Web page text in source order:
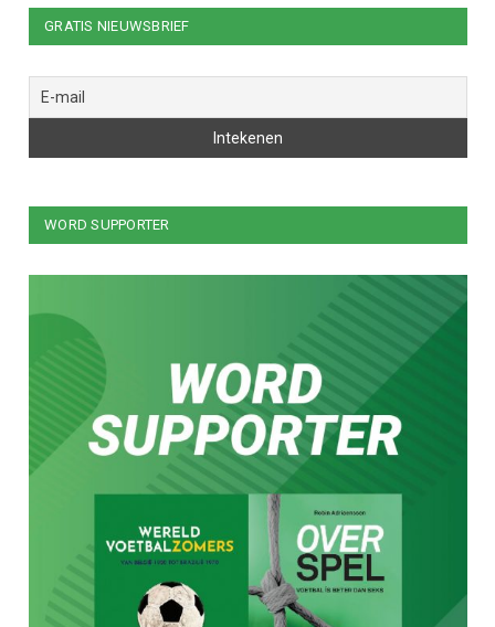
GRATIS NIEUWSBRIEF
WORD SUPPORTER